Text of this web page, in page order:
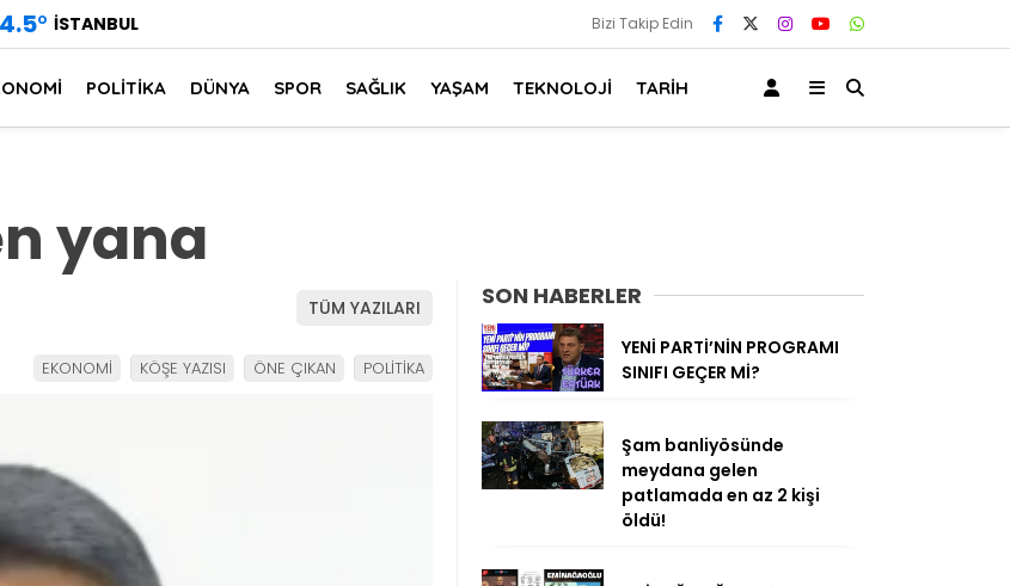
° İSTANBUL Bizi Takip Edin
POLİTİKA DÜNYA SPOR SAĞLIK YAŞAM TEKNOLOJİ TARİH
yana
TÜM YAZILARI
EKONOMİ KÖŞE YAZISI ÖNE ÇIKAN POLİTİKA
SON HABERLER
YENİ PARTİ’NİN PROGRAMI
SINIFI GEÇER Mİ?
Şam banliyösünde
meydana gelen
patlamada en az 2 kişi
öldü!